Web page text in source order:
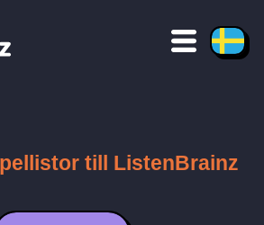
till ListenBrainz